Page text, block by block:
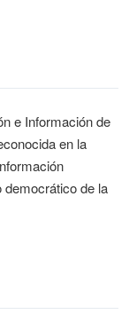
e Información de
en la
de la